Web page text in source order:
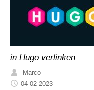
in Hugo verlinken
Marco
04-02-2023